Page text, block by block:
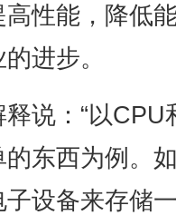
高性能，降低
进步。
释说：“以
的东西为例。
子设备来存储